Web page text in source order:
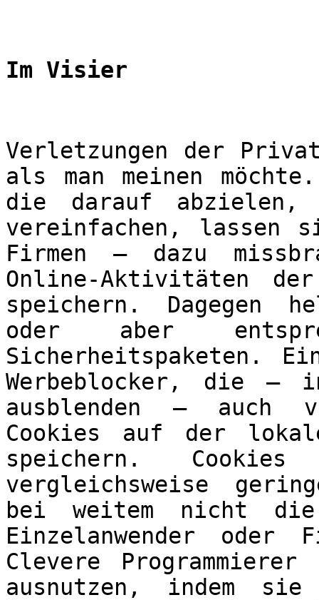
Im Visier
Verletzungen der
als man meinen
die darauf abzielen,
vereinfachen, lassen
Firmen – dazu
Online-Aktivitäten
speichern. Dagegen
oder aber
Sicherheitspaketen.
Werbeblocker, die –
ausblenden – auch
Cookies auf der
speichern.
vergleichsweise
bei weitem nicht
Einzelanwender oder
Clevere Programmierer
ausnutzen, indem